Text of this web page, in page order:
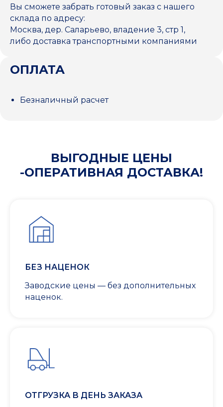
Вы сможете забрать готовый заказ с нашего
склада по адресу:
Москва, дер. Саларьево, владение 3, стр 1,
либо доставка транспортными компаниями
ОПЛАТА
Безналичный расчет
ВЫГОДНЫЕ ЦЕНЫ
-ОПЕРАТИВНАЯ ДОСТАВКА!
БЕЗ НАЦЕНОК
Заводские цены — без дополнительных
наценок.
ОТГРУЗКА В ДЕНЬ ЗАКАЗА